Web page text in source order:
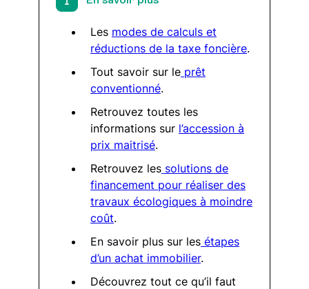
Les modes de calculs et
réductions de la taxe foncière.
Tout savoir sur le prêt
conventionné.
Retrouvez toutes les
informations sur l’accession à
prix maitrisé.
Retrouvez les solutions de
financement pour réaliser des
travaux écologiques à moindre
coût.
En savoir plus sur les étapes
d’un achat immobilier.
Découvrez tout ce qu’il faut